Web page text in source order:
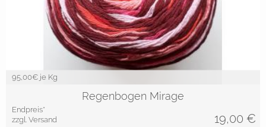
95,00€ je Kg
Regenbogen Mirage
Endpreis*
zzgl. Versand
19,00 €